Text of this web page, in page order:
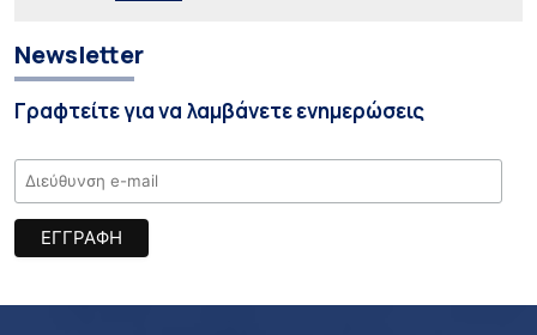
Newsletter
Γραφτείτε για να λαμβάνετε ενημερώσεις